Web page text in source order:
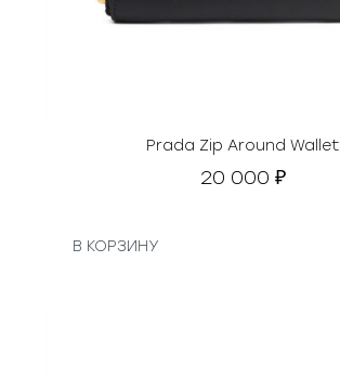
Prada Zip Around Wallet
20 000 ₽
В КОРЗИНУ